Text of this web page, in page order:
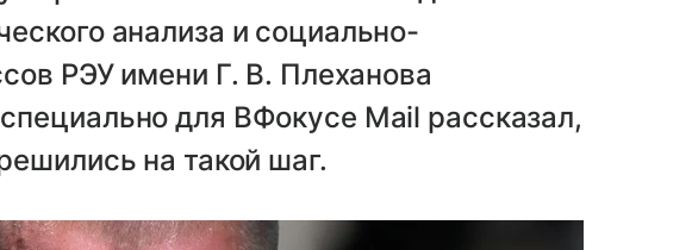
анализа и социально-
РЭУ имени Г. В. Плеханова
для ВФокусе Mail рассказал,
на такой шаг.